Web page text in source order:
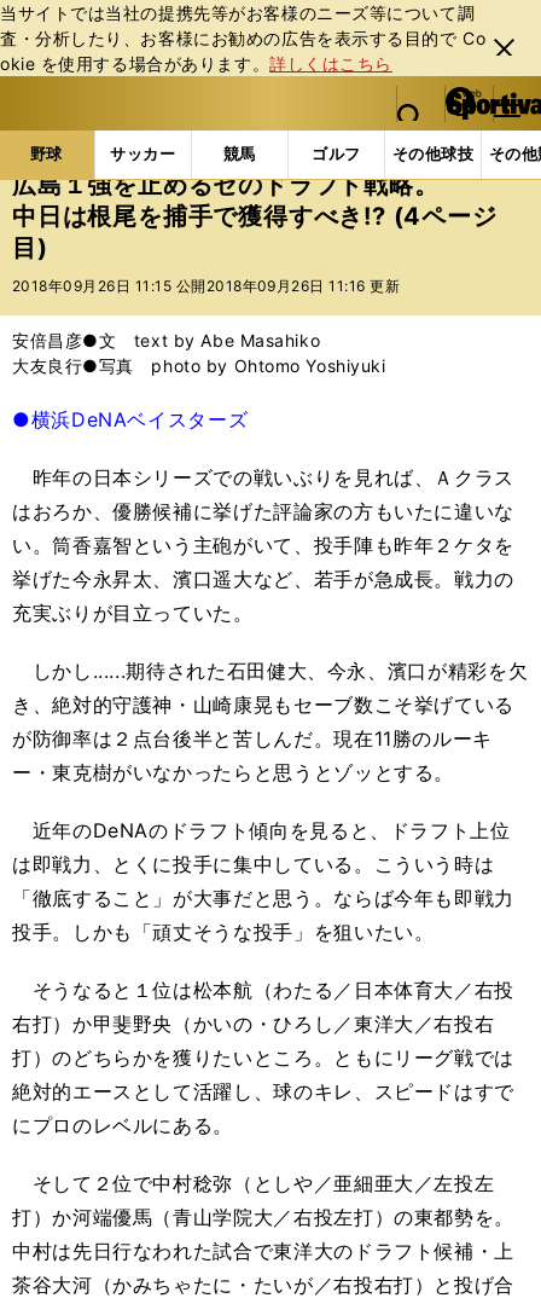
当サイトでは当社の提携先等がお客様のニーズ等について調
査・分析したり、お客様にお勧めの広告を表⽰する⽬的で Co
okie を使⽤する場合があります。詳しくはこちら
閉じ
る
web Sportiva (webスポルティーバ)
検索
マイペ
ー
ジ
メニュ
野球 サッカー 競馬 ゴルフ その他球技 その
b
ス
ポ
ル
テ
ー
バ
野球の記事一覧 プロ野球 広島１強を止めるセのド
広島１強を止めるセのドラフト戦略。
中日は根尾を捕手で獲得すべき!? (4ページ
目)
2018年09月26日 11:15 公開 2018年09月26日 11:16 更新
安倍昌彦●文 text by Abe Masahiko
大友良行●写真 photo by Ohtomo Yoshiyuki
●横浜DeNAベイスターズ
昨年の日本シリーズでの戦いぶりを見れば、Ａクラス
はおろか、優勝候補に挙げた評論家の方もいたに違いな
い。筒香嘉智という主砲がいて、投手陣も昨年２ケタを
挙げた今永昇太、濱口遥大など、若手が急成長。戦力の
充実ぶりが目立っていた。
しかし......期待された石田健大、今永、濱口が精彩を欠
き、絶対的守護神・山崎康晃もセーブ数こそ挙げている
が防御率は２点台後半と苦しんだ。現在11勝のルーキ
ー・東克樹がいなかったらと思うとゾッとする。
近年のDeNAのドラフト傾向を見ると、ドラフト上位
は即戦力、とくに投手に集中している。こういう時は
「徹底すること」が大事だと思う。ならば今年も即戦力
投手。しかも「頑丈そうな投手」を狙いたい。
そうなると１位は松本航（わたる／日本体育大／右投
右打）か甲斐野央（かいの・ひろし／東洋大／右投右
打）のどちらかを獲りたいところ。ともにリーグ戦では
絶対的エースとして活躍し、球のキレ、スピードはすで
にプロのレベルにある。
そして２位で中村稔弥（としや／亜細亜大／左投左
打）か河端優馬（青山学院大／右投左打）の東都勢を。
中村は先日行なわれた試合で東洋大のドラフト候補・上
茶谷大河 （かみちゃたに・たいが／右投右打） と投げ合